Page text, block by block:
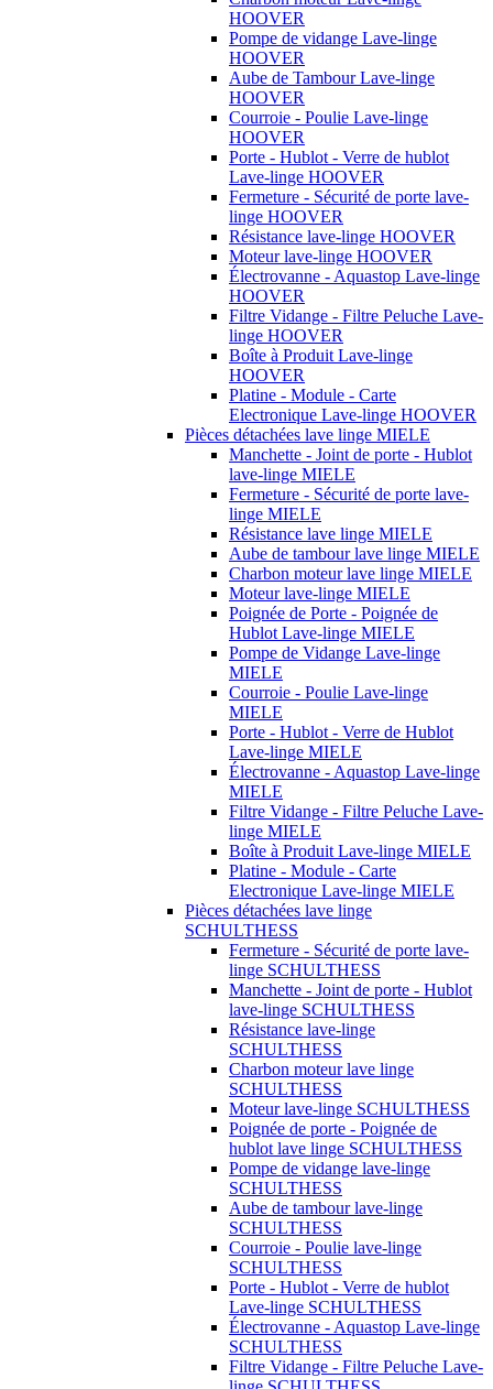
HOOVER
Pompe de vidange Lave-linge
HOOVER
Aube de Tambour Lave-linge
HOOVER
Courroie - Poulie Lave-linge
HOOVER
Porte - Hublot - Verre de hublot
Lave-linge HOOVER
Fermeture - Sécurité de porte lave-
linge HOOVER
Résistance lave-linge HOOVER
Moteur lave-linge HOOVER
Électrovanne - Aquastop Lave-linge
HOOVER
Filtre Vidange - Filtre Peluche Lave-
linge HOOVER
Boîte à Produit Lave-linge
HOOVER
Platine - Module - Carte
Electronique Lave-linge HOOVER
Pièces détachées lave linge MIELE
Manchette - Joint de porte - Hublot
lave-linge MIELE
Fermeture - Sécurité de porte lave-
linge MIELE
Résistance lave linge MIELE
Aube de tambour lave linge MIELE
Charbon moteur lave linge MIELE
Moteur lave-linge MIELE
Poignée de Porte - Poignée de
Hublot Lave-linge MIELE
Pompe de Vidange Lave-linge
MIELE
Courroie - Poulie Lave-linge
MIELE
Porte - Hublot - Verre de Hublot
Lave-linge MIELE
Électrovanne - Aquastop Lave-linge
MIELE
Filtre Vidange - Filtre Peluche Lave-
linge MIELE
Boîte à Produit Lave-linge MIELE
Platine - Module - Carte
Electronique Lave-linge MIELE
Pièces détachées lave linge
SCHULTHESS
Fermeture - Sécurité de porte lave-
linge SCHULTHESS
Manchette - Joint de porte - Hublot
lave-linge SCHULTHESS
Résistance lave-linge
SCHULTHESS
Charbon moteur lave linge
SCHULTHESS
Moteur lave-linge SCHULTHESS
Poignée de porte - Poignée de
hublot lave linge SCHULTHESS
Pompe de vidange lave-linge
SCHULTHESS
Aube de tambour lave-linge
SCHULTHESS
Courroie - Poulie lave-linge
SCHULTHESS
Porte - Hublot - Verre de hublot
Lave-linge SCHULTHESS
Électrovanne - Aquastop Lave-linge
SCHULTHESS
Filtre Vidange - Filtre Peluche Lave-